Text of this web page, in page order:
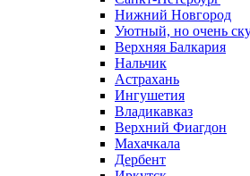
Нижний Новгород
Уютный, но очень
Верхняя Балкария
Нальчик
Астрахань
Ингушетия
Владикавказ
Верхний Фиагдон
Махачкала
Дербент